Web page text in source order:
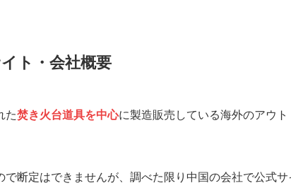
ト・会社概要
た焚き火台道具を中心に製造販売している海外のアウト
断定はできませんが、調べた限り中国の会社で公式サ